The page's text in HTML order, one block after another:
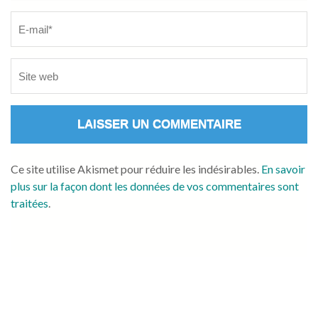
Ce site utilise Akismet pour réduire les indésirables. En savoir
plus sur la façon dont les données de vos commentaires sont
traitées.